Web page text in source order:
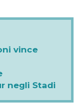
vince
negli Stadi